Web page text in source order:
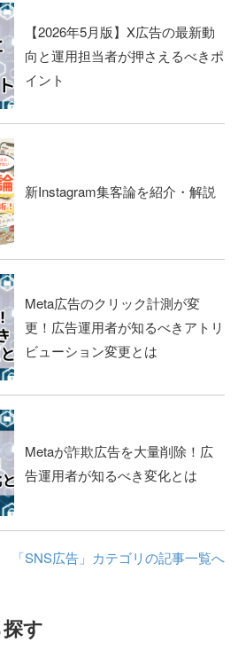
【2026年5月版】X広告の最新動
向と運用担当者が押さえるべきポ
イント
新Instagram集客論を紹介・解説
Meta広告のクリック計測が変
更！広告運用者が知るべきアトリ
ビューション変更とは
Metaが詐欺広告を大量削除！広
告運用者が知るべき変化とは
「SNS広告」カテゴリの記事一覧へ
す